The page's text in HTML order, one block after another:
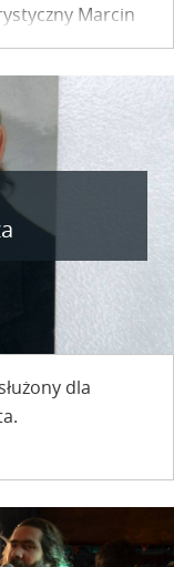
Marcin
dla